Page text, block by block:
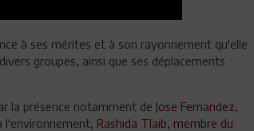
à ses mérites et à son rayonnement qu'elle
groupes, ainsi que ses déplacements
la présence notamment de Jose Fernandez,
l'environnement, Rashida Tlaib, membre du